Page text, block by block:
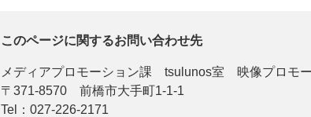
このページに関するお問い合わせ先
メディアプロモーション課
tsulunos室 映像プロモ
〒371-8570
前橋市大手町1-1-1
Tel：027-226-2171